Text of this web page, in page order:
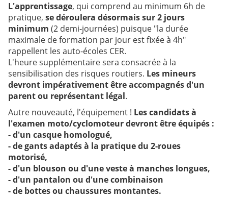
L'apprentissage, qui comprend au minimum 6h de
pratique, se déroulera désormais sur 2 jours
minimum (2 demi-journées) puisque "la durée
maximale de formation par jour est fixée à 4h"
rappellent les auto-écoles CER.
L'heure supplémentaire sera consacrée à la
sensibilisation des risques routiers. Les mineurs
devront impérativement être accompagnés d'un
parent ou représentant légal.
Autre nouveauté, l'équipement ! Les candidats à
l'examen moto/cyclomoteur devront être équipés :
- d'un casque homologué,
- de gants adaptés à la pratique du 2-roues
motorisé,
- d'un blouson ou d'une veste à manches longues,
- d'un pantalon ou d'une combinaison
- de bottes ou chaussures montantes.